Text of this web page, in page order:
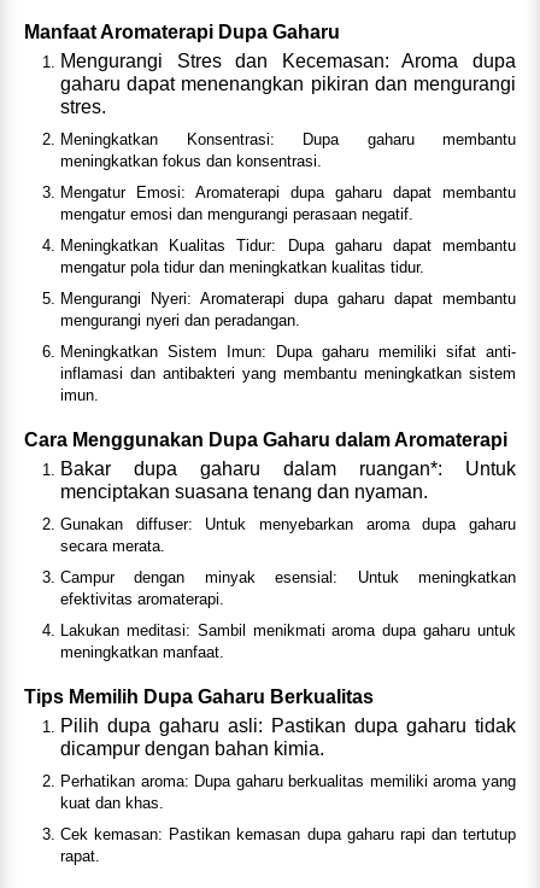
Manfaat Aromaterapi Dupa Gaharu
Mengurangi Stres dan Kecemasan: Aroma dupa
gaharu dapat menenangkan pikiran dan mengurangi
stres.
Meningkatkan Konsentrasi: Dupa gaharu membantu
meningkatkan fokus dan konsentrasi.
Mengatur Emosi: Aromaterapi dupa gaharu dapat membantu
mengatur emosi dan mengurangi perasaan negatif.
Meningkatkan Kualitas Tidur: Dupa gaharu dapat membantu
mengatur pola tidur dan meningkatkan kualitas tidur.
Mengurangi Nyeri: Aromaterapi dupa gaharu dapat membantu
mengurangi nyeri dan peradangan.
Meningkatkan Sistem Imun: Dupa gaharu memiliki sifat anti-
inflamasi dan antibakteri yang membantu meningkatkan sistem
imun.
Cara Menggunakan Dupa Gaharu dalam Aromaterapi
Bakar dupa gaharu dalam ruangan*: Untuk
menciptakan suasana tenang dan nyaman.
Gunakan diffuser: Untuk menyebarkan aroma dupa gaharu
secara merata.
Campur dengan minyak esensial: Untuk meningkatkan
efektivitas aromaterapi.
Lakukan meditasi: Sambil menikmati aroma dupa gaharu untuk
meningkatkan manfaat.
Tips Memilih Dupa Gaharu Berkualitas
Pilih dupa gaharu asli: Pastikan dupa gaharu tidak
dicampur dengan bahan kimia.
Perhatikan aroma: Dupa gaharu berkualitas memiliki aroma yang
kuat dan khas.
Cek kemasan: Pastikan kemasan dupa gaharu rapi dan tertutup
rapat.